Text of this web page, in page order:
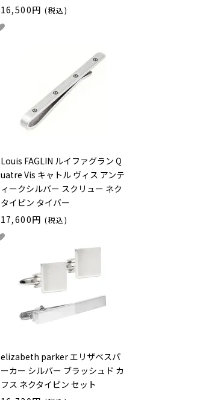
16,500円 (税込)
Louis FAGLIN ルイファグラン Q
uatre Vis キャトル ヴィス アンテ
ィークシルバー スクリュー ネク
タイピン タイバー
17,600円 (税込)
elizabeth parker エリザベスパ
ーカー シルバー ブラッシュド カ
フス ネクタイピン セット